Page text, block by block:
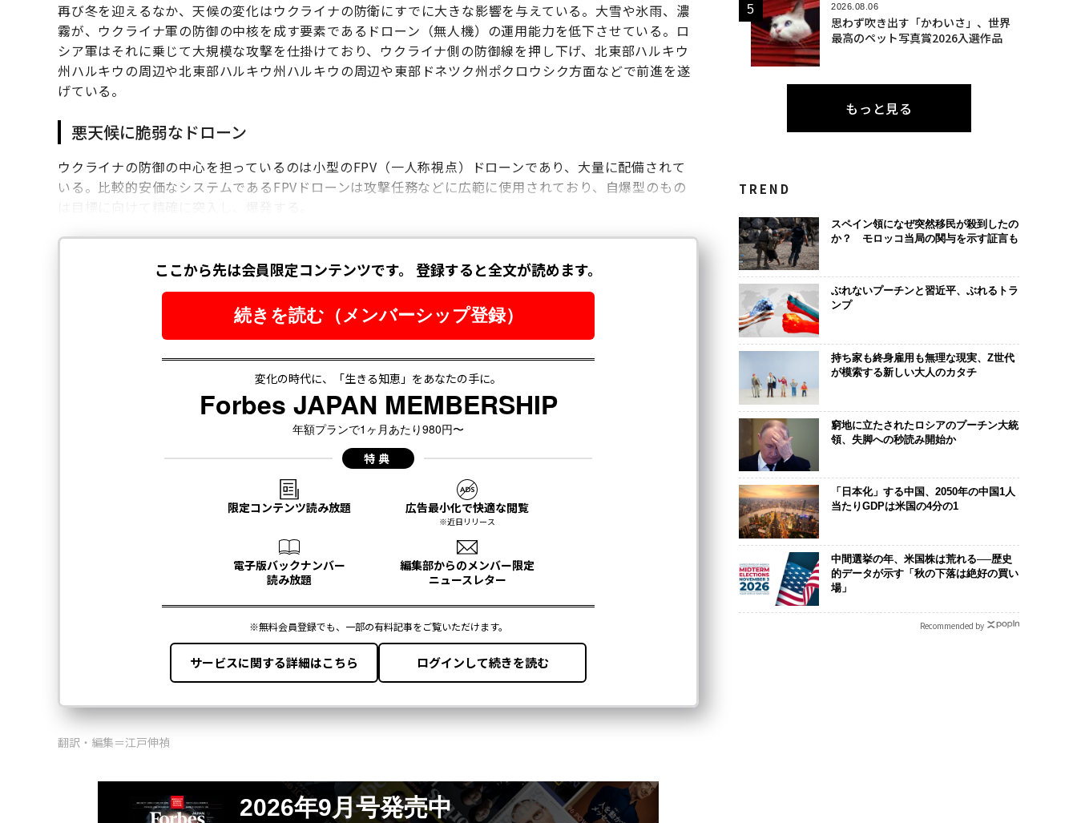
再び冬を迎えるなか、天候の変化はウクライナの防衛にすでに大きな影響を与えている。大雪や氷雨、濃
霧が、ウクライナ軍の防御の中核を成す要素であるドローン（無人機）の運用能力を低下させている。ロ
シア軍はそれに乗じて大規模な攻撃を仕掛けており、ウクライナ側の防御線を押し下げ、北東部ハルキウ
州ハルキウの周辺や北東部ハルキウ州ハルキウの周辺や東部ドネツク州ポクロウシク方面などで前進を遂
げている。
悪天候に脆弱なドローン
ウクライナの防御の中心を担っているのは小型のFPV（一人称視点）ドローンであり、大量に配備されて
いる。比較的安価なシステムであるFPVドローンは攻撃任務などに広範に使用されており、自爆型のもの
翻訳・編集＝江戸伸禎
2026年9月号発売中
2026.08.06
思わず吹き出す「かわいさ」、世界
最高のペット写真賞2026入選作品
もっと見る
TREND
スペイン領になぜ突然移民が殺到したの
か？ モロッコ当局の関与を示す証言も
ぶれないプーチンと習近平、ぶれるトラ
ンプ
持ち家も終身雇用も無理な現実、Z世代
が模索する新しい大人のカタチ
窮地に立たされたロシアのプーチン大統
領、失脚への秒読み開始か
「日本化」する中国、2050年の中国1人
当たりGDPは米国の4分の1
中間選挙の年、米国株は荒れる──歴史
的データが示す「秋の下落は絶好の買い
場」
Recommended by